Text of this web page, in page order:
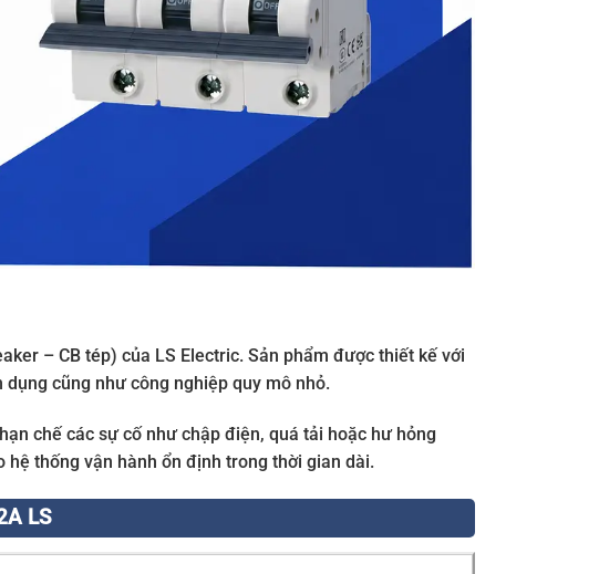
– CB tép) của LS Electric. Sản phẩm được thiết kế với
cũng như công nghiệp quy mô nhỏ.
chế các sự cố như chập điện, quá tải hoặc hư hỏng
thống vận hành ổn định trong thời gian dài.
LS